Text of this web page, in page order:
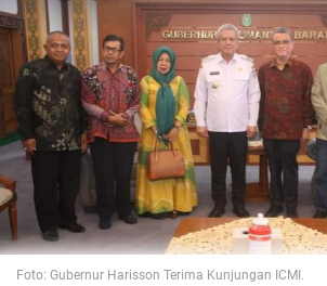
Foto: Gubernur Harisson Terima Kunjungan ICMI.